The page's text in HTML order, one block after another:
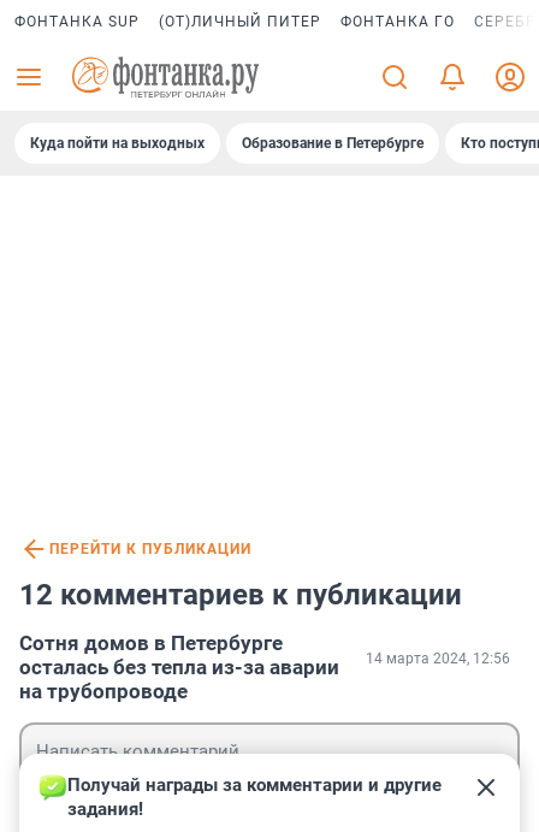
ФОНТАНКА SUP (ОТ)ЛИЧНЫЙ ПИТЕР ФОНТАНКА ГО
Куда пойти на выходных Образование в Петербурге Кто
ПЕРЕЙТИ К ПУБЛИКАЦИИ
12 комментариев к публикации
Сотня домов в Петербурге
осталась без тепла из-за аварии
на трубопроводе
14 марта 2024, 12:56
Получай награды за комментарии и другие
задания!